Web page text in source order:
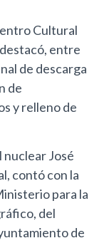
Cultural
entre
de descarga
de
y relleno de
José
contó con la
para la
del
de